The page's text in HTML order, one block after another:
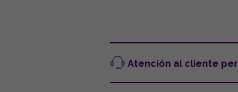
Atención al cliente